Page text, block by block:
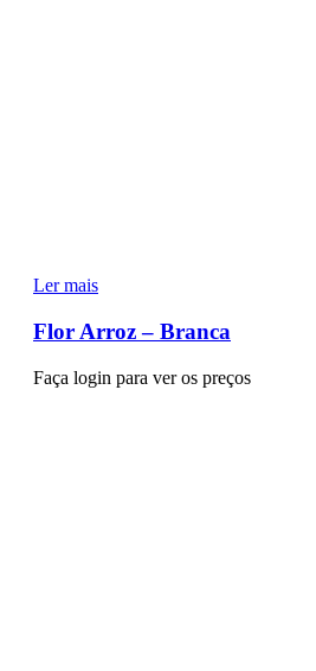
Ler mais
Flor Arroz – Branca
Faça login para ver os preços